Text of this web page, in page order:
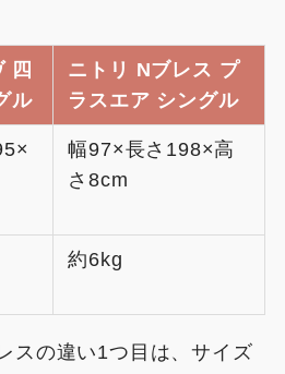
四
ル
ニトリ Nブレス プ
ラスエア シングル
幅97×長さ198×高
さ8cm
約6kg
スの違い1つ目は、サイズ